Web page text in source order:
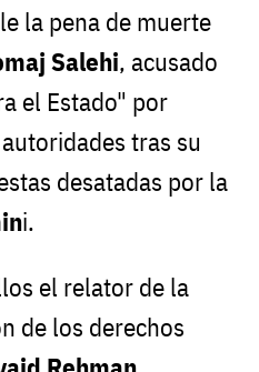
la pena de muerte
Salehi, acusado
el Estado" por
tras su
desatadas por la
i.
el relator de la
de los derechos